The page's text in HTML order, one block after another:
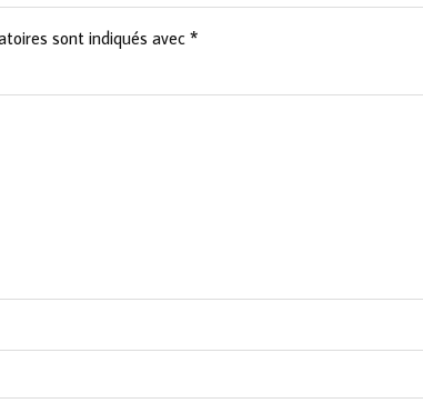
sont indiqués avec *